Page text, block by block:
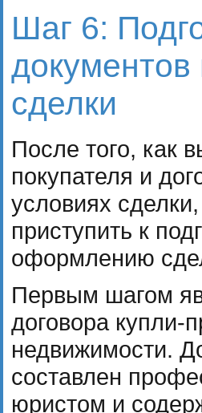
Шаг 6:
сделки
После того, как
покупателя и
условиях
приступить к
оформлению
Первым шагом
договора купли-
недвижимости.
составлен
юристом и